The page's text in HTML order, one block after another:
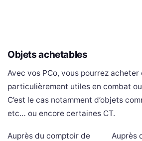
Objets achetables
Avec vos PCo, vous pourrez
particulièrement utiles en combat
C’est le cas notamment d’objets
etc… ou encore certaines CT.
Auprès
Auprès du comptoir de